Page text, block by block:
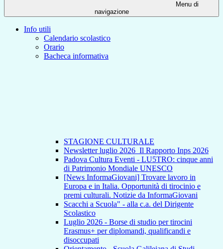
Menu di
navigazione
Info utili
Calendario scolastico
Orario
Bacheca informativa
STAGIONE CULTURALE
Newsletter luglio 2026_Il Rapporto Inps 2026
Padova Cultura Eventi - LU5TRO: cinque anni
di Patrimonio Mondiale UNESCO
[News InformaGiovani] Trovare lavoro in
Europa e in Italia. Opportunità di tirocinio e
premi culturali. Notizie da InformaGiovani
Scacchi a Scuola" - alla c.a. del Dirigente
Scolastico
Luglio 2026 - Borse di studio per tirocini
Erasmus+ per diplomandi, qualificandi e
disoccupati